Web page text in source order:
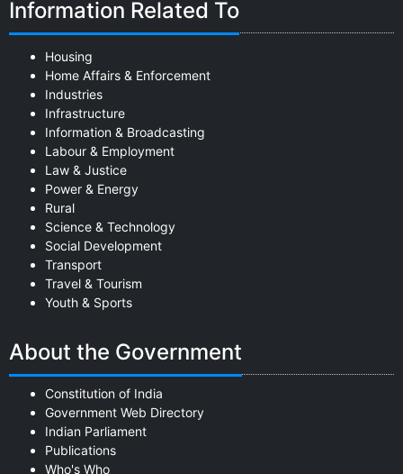
Information Related To
Housing
Home Affairs & Enforcement
Industries
Infrastructure
Information & Broadcasting
Labour & Employment
Law & Justice
Power & Energy
Rural
Science & Technology
Social Development
Transport
Travel & Tourism
Youth & Sports
About the Government
Constitution of India
Government Web Directory
Indian Parliament
Publications